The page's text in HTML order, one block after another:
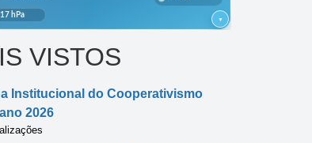
VISTOS
Institucional do Cooperativismo
2026